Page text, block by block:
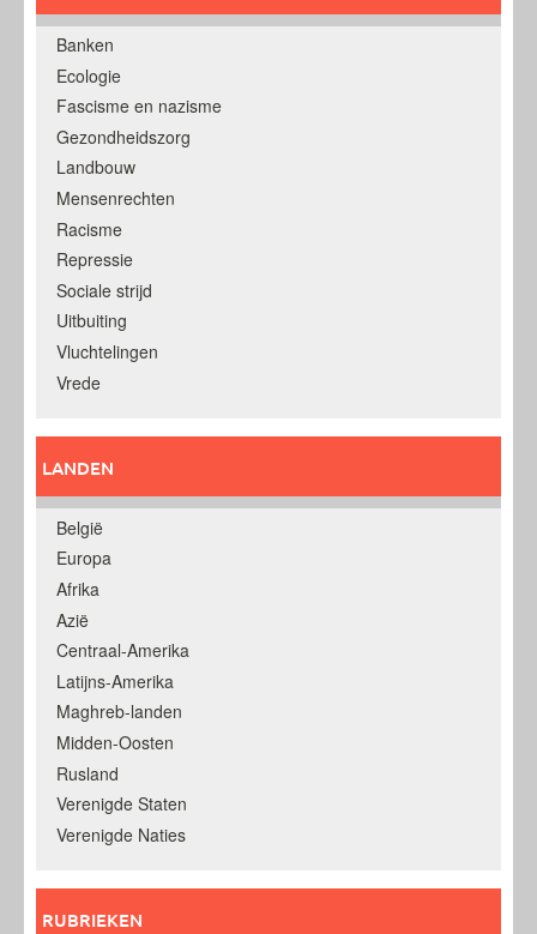
Banken
Ecologie
Fascisme en nazisme
Gezondheidszorg
Landbouw
Mensenrechten
Racisme
Repressie
Sociale strijd
Uitbuiting
Vluchtelingen
Vrede
LANDEN
België
Europa
Afrika
Azië
Centraal-Amerika
Latijns-Amerika
Maghreb-landen
Midden-Oosten
Rusland
Verenigde Staten
Verenigde Naties
RUBRIEKEN